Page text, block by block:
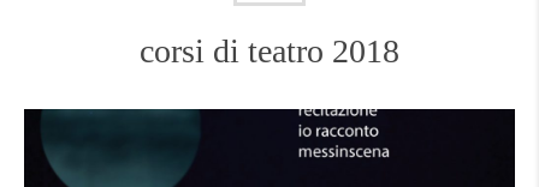
corsi di teatro 2018